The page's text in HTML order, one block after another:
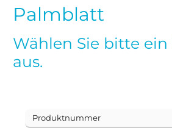
Palmblatt
Wählen Sie bitte
aus.